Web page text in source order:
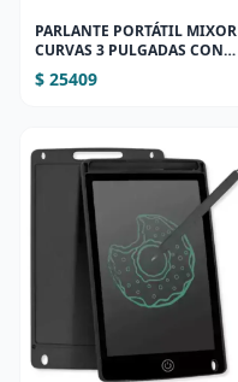
PARLANTE PORTÁTIL MIXOR
CURVAS 3 PULGADAS CON
LUCES RGB
$ 25409